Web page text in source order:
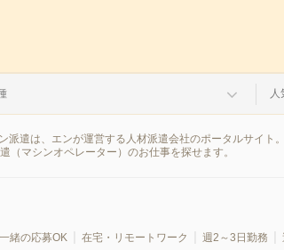
人
派遣は、エンが運営する人材派遣会社のポータルサイト
マシンオペレーター）のお仕事を探せます。
緒の応募OK 在宅・リモートワーク 週2～3日勤務